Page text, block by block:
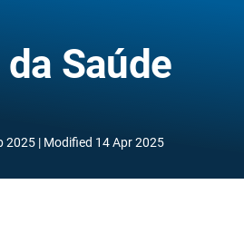
Saúde
2025 Modified 14 Apr 2025